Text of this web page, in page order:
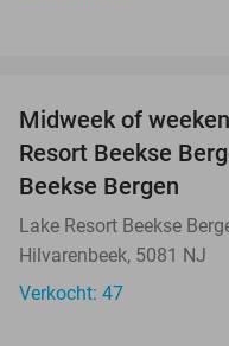
Midweek of
Resort Beekse
Beekse Bergen
Lake Resort Beekse
Hilvarenbeek, 5081 NJ
Verkocht: 47